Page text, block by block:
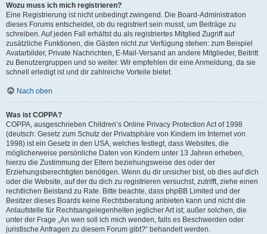
Wozu muss ich mich registrieren?
Eine Registrierung ist nicht unbedingt zwingend. Die Board-Administration
dieses Forums entscheidet, ob du registriert sein musst, um Beiträge zu
schreiben. Auf jeden Fall erhältst du als registriertes Mitglied Zugriff auf
zusätzliche Funktionen, die Gästen nicht zur Verfügung stehen: zum Beispiel
Avatarbilder, Private Nachrichten, E-Mail-Versand an andere Mitglieder, Beitritt
zu Benutzergruppen und so weiter. Wir empfehlen dir eine Anmeldung, da sie
schnell erledigt ist und dir zahlreiche Vorteile bietet.
Nach oben
Was ist COPPA?
COPPA, ausgeschrieben Children’s Online Privacy Protection Act of 1998
(deutsch: Gesetz zum Schutz der Privatsphäre von Kindern im Internet von
1998) ist ein Gesetz in den USA, welches festlegt, dass Websites, die
möglicherweise persönliche Daten von Kindern unter 13 Jahren erheben,
hierzu die Zustimmung der Eltern beziehungsweise des oder der
Erziehungsberechtigten benötigen. Wenn du dir unsicher bist, ob dies auf dich
oder die Website, auf der du dich zu registrieren versuchst, zutrifft, ziehe einen
rechtlichen Beistand zu Rate. Bitte beachte, dass phpBB Limited und der
Besitzer dieses Boards keine Rechtsberatung anbieten kann und nicht die
Anlaufstelle für Rechtsangelegenheiten jeglicher Art ist; außer solchen, die
unter der Frage „An wen soll ich mich wenden, falls es Beschwerden oder
juristische Anfragen zu diesem Forum gibt?“ behandelt werden.